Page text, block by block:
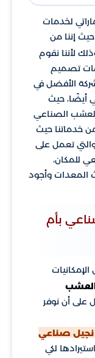
لخدمات
حيث إننا من
لأننا نقوم
تصميم
الأفضل في
أيضًا، حيث
الصناعي
خدماتنا حيث
والتي تعمل على
للمكان،
المعدات وأجود
بأم
العشب
على أن نوفر
نجيل صناعي
لكي